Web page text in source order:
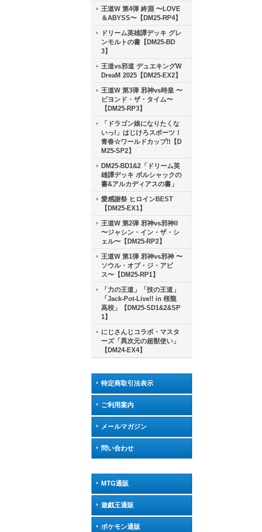
王道W 第4弾 終淵 〜LOVE
＆ABYSS〜【DM25-RP4】
ドリーム英雄譚デッキ グレ
ンモルトの書【DM25-BD
3】
王道vs邪道 デュエキングW
DreaM 2025【DM25-EX2】
王道W 第3弾 邪神vs時皇 〜
ビヨンド・ザ・タイム〜
【DM25-RP3】
「ドラゴン娘になりたくな
いっ!」はじけろスポーツ！
青春☆ワールドカップ!!【D
M25-SP2】
DM25-BD1&2「ドリーム英
雄譚デッキ ボルシャックの
書&アルカディアスの書」
愛感謝祭 ヒロインBEST
【DM25-EX1】
王道W 第2弾 邪神vs邪神II
〜ジャシン・イン・ザ・シ
ェル〜【DM25-RP2】
王道W 第1弾 邪神vs邪神 〜
ソウル・オブ・ジ・アビ
ス〜【DM25-RP1】
「力の王道」「技の王道」
「Jack-Pot-Live!! in 桜龍
高校」【DM25-SD1&2&SP
1】
にじさんじコラボ・マスタ
ーズ「異次元の超獣使い」
【DM24-EX4】
特定商取引法表示
ご利用案内
メールマガジン
問い合わせ
MTG通販
遊戯王通販
ポケモン通販